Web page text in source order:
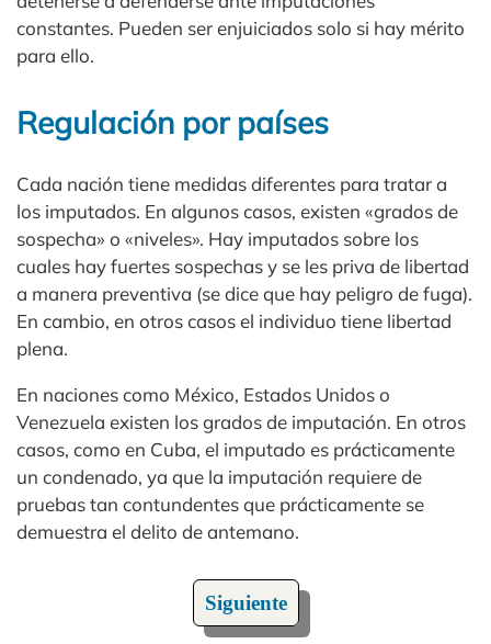
constantes. Pueden ser enjuiciados solo si hay mérito
para ello.
Regulación por países
Cada nación tiene medidas diferentes para tratar a
los imputados. En algunos casos, existen «grados de
sospecha» o «niveles». Hay imputados sobre los
cuales hay fuertes sospechas y se les priva de libertad
a manera preventiva (se dice que hay peligro de fuga).
En cambio, en otros casos el individuo tiene libertad
plena.
En naciones como México, Estados Unidos o
Venezuela existen los grados de imputación. En otros
casos, como en Cuba, el imputado es prácticamente
un condenado, ya que la imputación requiere de
pruebas tan contundentes que prácticamente se
demuestra el delito de antemano.
Siguiente